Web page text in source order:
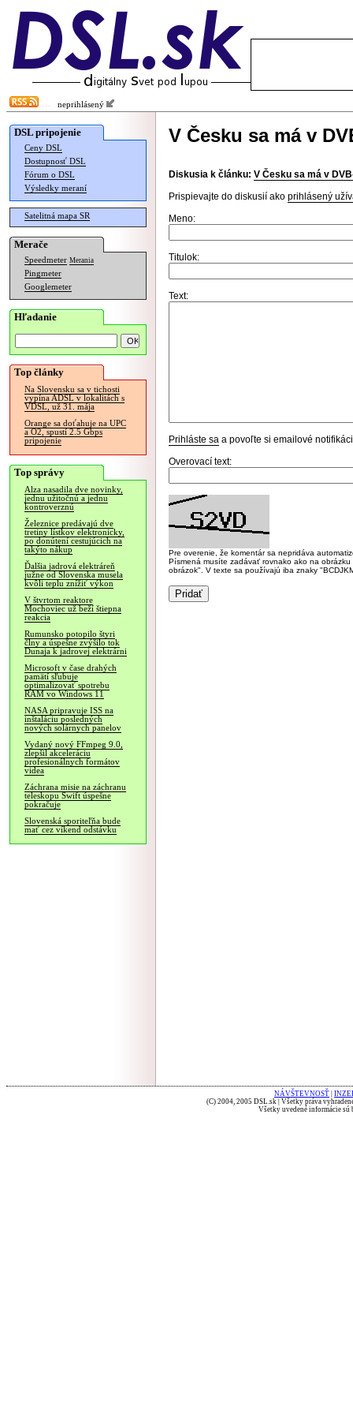
neprihlásený
DSL pripojenie
Ceny DSL
Dostupnosť DSL
Fórum o DSL
Výsledky meraní
Satelitná mapa SR
Merače
Speedmeter Merania
Pingmeter
Googlemeter
Hľadanie
Top články
Na Slovensku sa v tichosti
vypína ADSL v lokalitách s
VDSL, už 31. mája
Orange sa doťahuje na UPC
a O2, spustí 2.5 Gbps
pripojenie
Top správy
Alza nasadila dve novinky,
jednu užitočnú a jednu
kontroverznú
Železnice predávajú dve
tretiny lístkov elektronicky,
po donútení cestujúcich na
takýto nákup
Ďalšia jadrová elektráreň
južne od Slovenska musela
kvôli teplu znížiť výkon
V štvrtom reaktore
Mochoviec už beží štiepna
reakcia
Rumunsko potopilo štyri
člny a úspešne zvýšilo tok
Dunaja k jadrovej elektrárni
Microsoft v čase drahých
pamätí sľubuje
optimalizovať spotrebu
RAM vo Windows 11
NASA pripravuje ISS na
inštaláciu posledných
nových solárnych panelov
Vydaný nový FFmpeg 9.0,
zlepšil akceleráciu
profesionálnych formátov
videa
Záchrana misie na záchranu
teleskopu Swift úspešne
pokračuje
Slovenská sporiteľňa bude
mať cez víkend odstávku
V Česku sa má v
Diskusia k článku: V Česku sa má v
Prispievajte do diskusií ako prihlásený
Meno:
Titulok:
Text:
Prihláste sa a povoľte si emailové
Overovací text:
Pre overenie, že komentár sa nepridáva
Písmená musíte zadávať rovnako ako na
obrázok". V texte sa používajú iba znaky
NÁVŠTEVNOSŤ
(C) 2004, 2005 DSL.sk | Všetky práva
Všetky uvedené informácie sú